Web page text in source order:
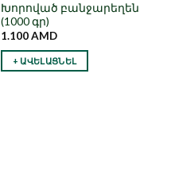
Խորոված բանջարեղեն
(1000 գր)
1.100AMD
+ ԱՎԵԼԱՑՆԵԼ